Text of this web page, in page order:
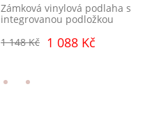
Zámková vinylová podlaha s
integrovanou podložkou
1 148 Kč
1 088 Kč